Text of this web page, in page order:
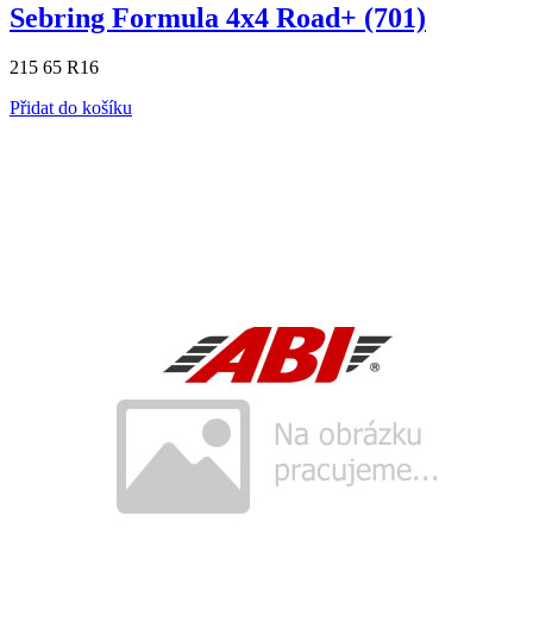
Sebring Formula 4x4 Road+ (701)
215 65 R16
Přidat do košíku